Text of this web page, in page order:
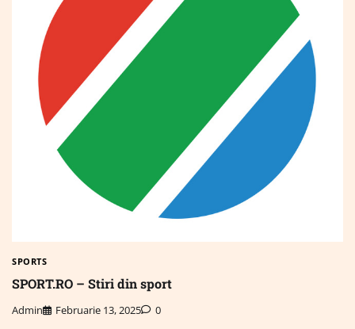
SPORTS
SPORT.RO – Stiri din sport
Admin Februarie 13, 2025 0